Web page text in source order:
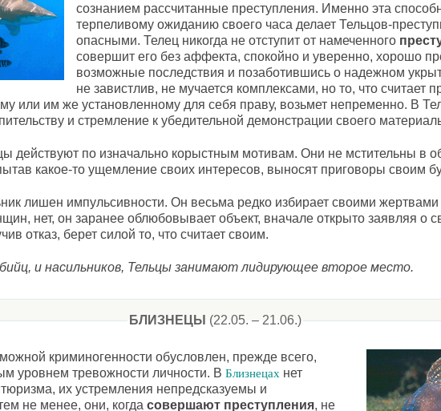
сознанием рассчитанные преступления. Именно эта
терпеливому ожиданию своего часа делает Тельцов-
опасными. Телец никогда не отступит от намеченного
совершит его без аффекта, спокойно и уверенно, хорошо
возможные последствия и позаботившись о надежном
не завистлив, не мучается комплексами, но то, что считает
или им же установленному для себя праву, возьмет непременно. В
и стремление к убедительной демонстрации своего
действуют по изначально корыстным мотивам. Они не мстительны в
какое-то ущемление своих интересов, выносят приговоры своим
лишен импульсивности. Он весьма редко избирает своими
нет, он заранее облюбовывает объект, вначале открыто заявляя о
отказ, берет силой то, что считает своим.
и насильников, Тельцы занимают лидирующее второе место.
БЛИЗНЕЦЫ (22.05. – 21.06.)
криминогенности обусловлен, прежде всего,
уровнем тревожности личности. ВБлизнецах нет
их устремления непредсказуемы и
не менее, они, когдасовершают преступления, не